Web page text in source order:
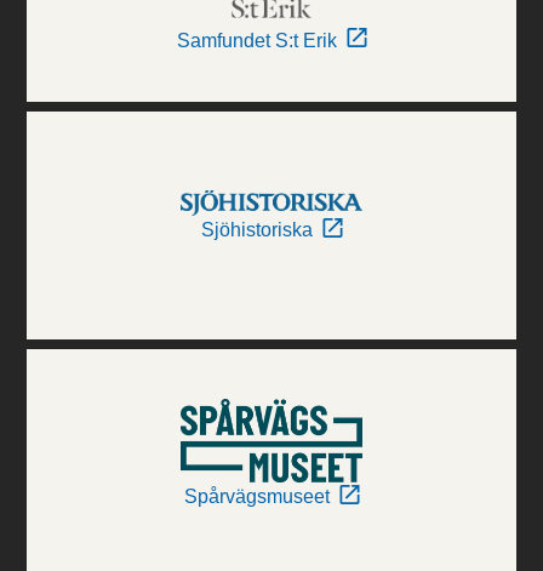
Samfundet S:t Erik
Sjöhistoriska
Spårvägsmuseet